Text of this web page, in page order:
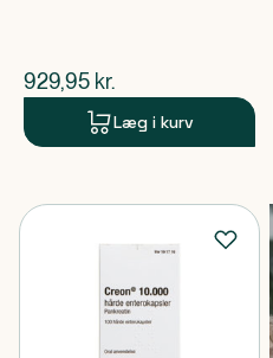
$nuværende pris
929,95 kr.
Læg i kurv